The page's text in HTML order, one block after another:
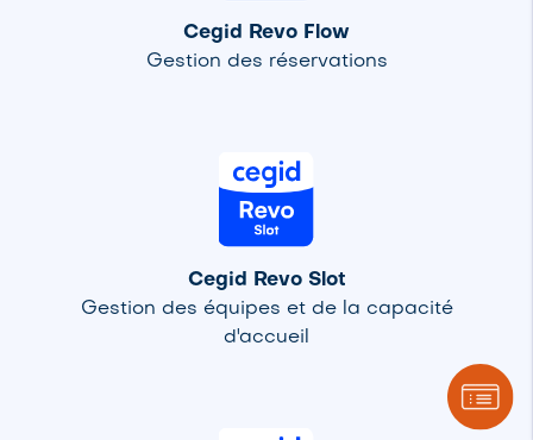
Cegid Revo Flow
Gestion des réservations
Cegid Revo Slot
Gestion des équipes et de la capacité
d'accueil